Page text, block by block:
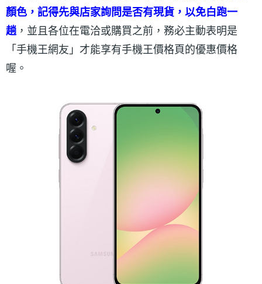
顏色，記得先與店家詢問是否有現貨，以免白跑一
趟 ，並且各位在電洽或購買之前，務必主動表明是
「手機王網友」才能享有手機王價格頁的優惠價格
喔。